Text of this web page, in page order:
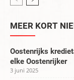
MEER KORT
Oostenrijks
elke Oostenrijker
3 juni 2025